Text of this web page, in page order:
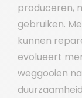
produceren,
gebruiken.
kunnen
evolueert
weggooien